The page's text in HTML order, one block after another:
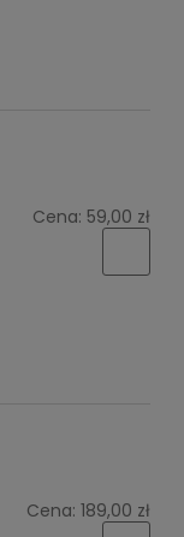
Cena: 59,00 zł
Cena: 189,00 zł